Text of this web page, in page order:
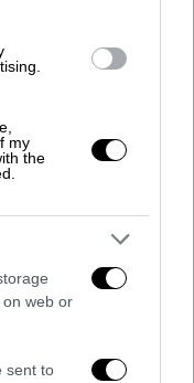
my
the
web or
sent to
ατομικό
μισθούς,
ενοίκια
την 1η-1-2022
για αγορές
συνολικού